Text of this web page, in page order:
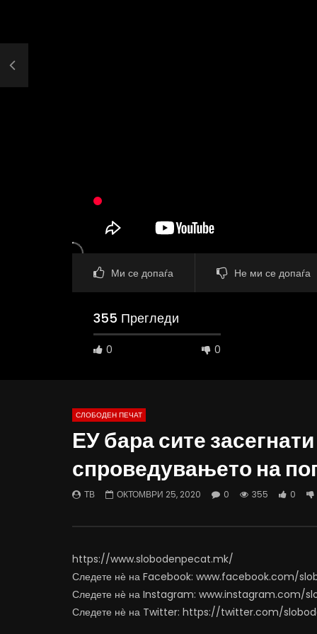
Ми се допаѓа Не ми се допаѓа
355 Прегледи
0 0
02:08
ВИДЕОАНКЕТА: Пазарите веќе не се
најевтини – каде пазаруваат
37:25
додека
СЛОБОДЕН ПЕЧАТ
ЕУ бара сите
спроведувањето на
ТВ ОКТОМВРИ 25, 2020 0 355 0
https://www.slobodenpecat.mk/
Следете нѐ на Facebook: www.facebook.com/
Следете нѐ на Instagram: www.instagram.com/
Следете нѐ на Twitter: https://twitter.com/